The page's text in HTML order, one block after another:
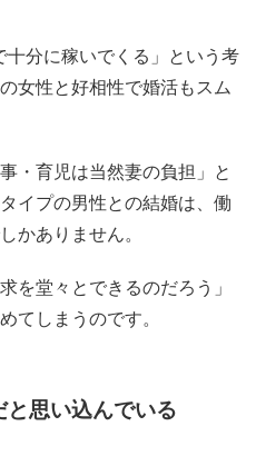
十分に稼いでくる」という考
女性と好相性で婚活もスム
・育児は当然妻の負担」と
イプの男性との結婚は、働
かありません。
を堂々とできるのだろう」
てしまうのです。
思い込んでいる